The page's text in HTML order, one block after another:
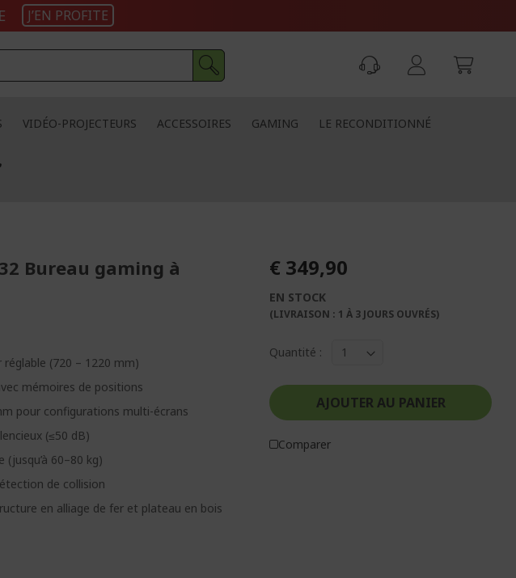
J’EN PROFITE
VIDÉO-PROJECTEURS ACCESSOIRES GAMING LE RECONDITIONNÉ
Bureau gaming à
(720 – 1220 mm)
mémoires de positions
pour configurations multi-écrans
(≤50 dB)
60–80 kg)
de collision
en alliage de fer et plateau en bois
€ 349,90
EN STOCK
(LIVRAISON : 1 À 3 JOURS OUVRÉS)
Quantité :
AJOUTER AU PANIER
Comparer